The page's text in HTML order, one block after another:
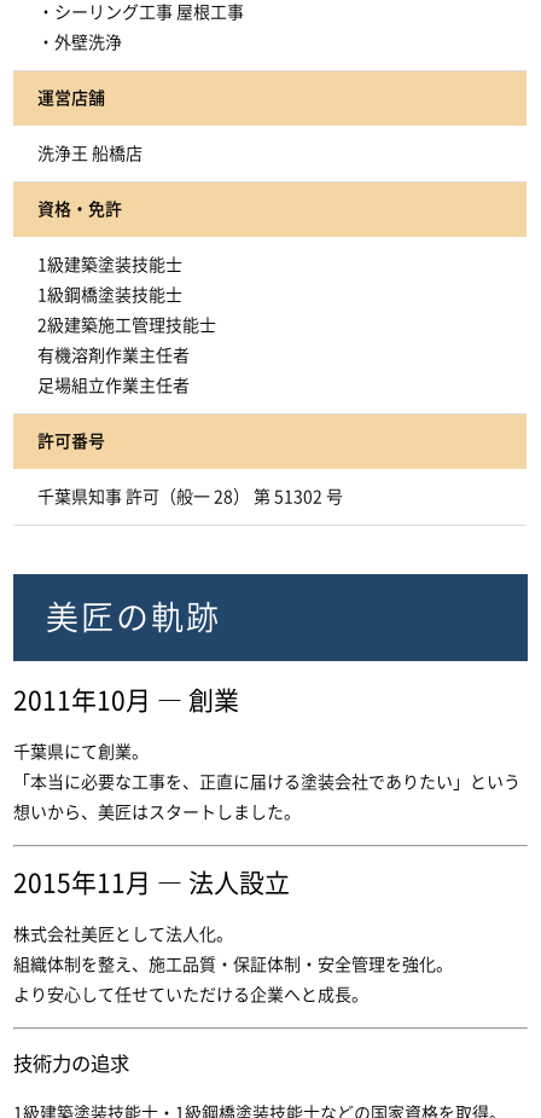
・シーリング工事 屋根工事
・外壁洗浄
運営店舗
洗浄王 船橋店
資格・免許
1級建築塗装技能士
1級鋼橋塗装技能士
2級建築施工管理技能士
有機溶剤作業主任者
足場組立作業主任者
許可番号
千葉県知事 許可（般一 28） 第 51302 号
美匠の軌跡
2011年10月 ― 創業
千葉県にて創業。
「本当に必要な工事を、正直に届ける塗装会社でありたい」という
想いから、美匠はスタートしました。
2015年11月 ― 法人設立
株式会社美匠として法人化。
組織体制を整え、施工品質・保証体制・安全管理を強化。
より安心して任せていただける企業へと成長。
技術力の追求
1級建築塗装技能士・1級鋼橋塗装技能士などの国家資格を取得。